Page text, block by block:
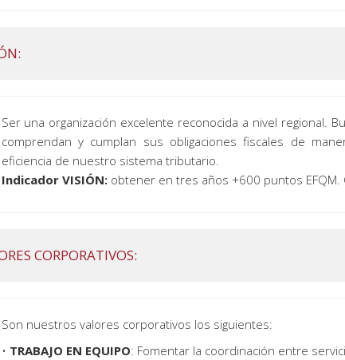
Ser una organización excelente reconocida a nivel regional.
comprendan y cumplan sus obligaciones fiscales de
eficiencia de nuestro sistema tributario.
Indicador VISIÓN:obtener en tres años +600 puntos EFQM.
CORPORATIVOS:
Son nuestros valores corporativos los siguientes:
• TRABAJO EN EQUIPO: Fomentar la coordinación entre